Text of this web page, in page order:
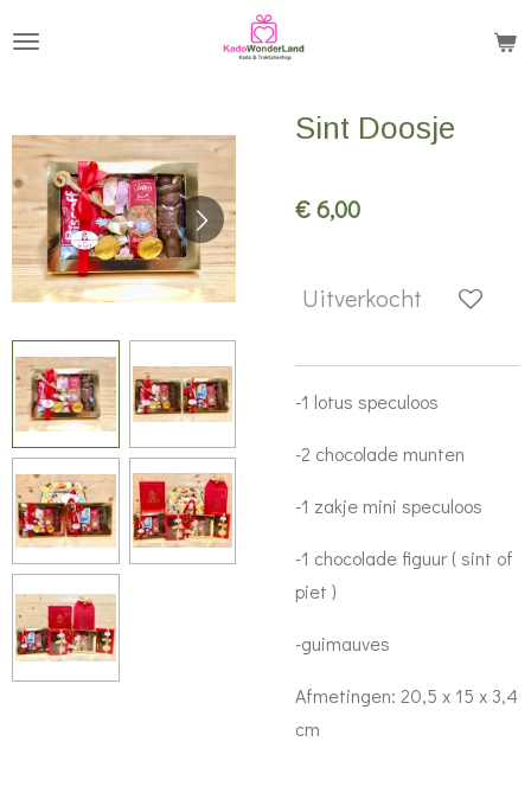
hoofdinhoud
Sint Doosje
€ 6,00
Uitverkocht
-1 lotus speculoos
-2 chocolade munten
-1 zakje mini speculoos
-1 chocolade figuur ( sint of
piet )
-guimauves
Afmetingen: 20,5 x 15 x 3,4
cm